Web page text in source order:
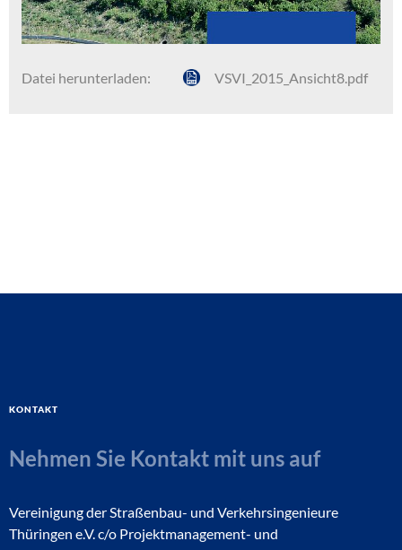
Datei herunterladen: VSVI_2015_Ansicht8.pdf
Kontakt
Nehmen Sie Kontakt mit uns auf
Vereinigung der Straßenbau- und Verkehrsingenieure
Thüringen e.V. c/o Projektmanagement- und